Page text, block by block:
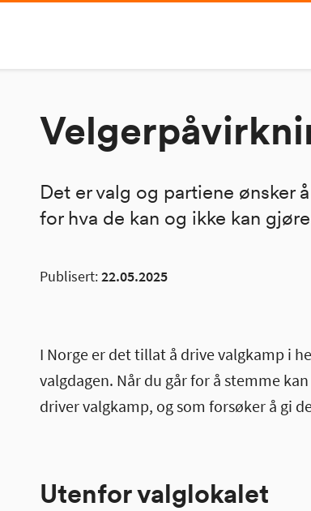
Det er valg og partiene ønsker
for hva de kan og ikke kan
Publisert:22.05.2025
I Norge er det tillat å drive valgkamp i
valgdagen. Når du går for å stemme
driver valgkamp, og som forsøker å gi
Utenfor valglokalet